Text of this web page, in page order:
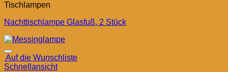
Tischlampen
Nachttischlampe Glasfuß, 2 Stück
Auf die Wunschliste
Schnellansicht